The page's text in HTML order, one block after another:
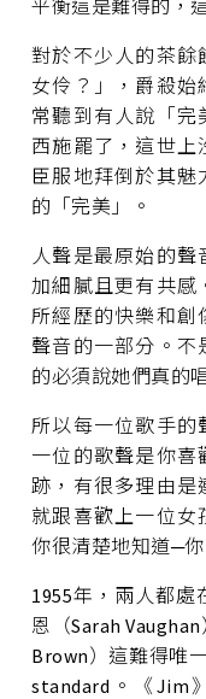
平衡這是難得的，
對於不少人的茶餘
女伶？」，爵殺始
常聽到有人說「完
西施罷了，這世上
臣服地拜倒於其魅
的「完美」。
人聲是最原始的
加細膩且更有共感
所經歷的快樂和創
聲音的一部分。不
的必須說她們真的
所以每一位歌手的
一位的歌聲是你喜
跡，有很多理由是
就跟喜歡上一位女
你很清楚地知道─
1955年，兩人都處
恩（Sarah
Brown）這難得唯
standard。《Jim